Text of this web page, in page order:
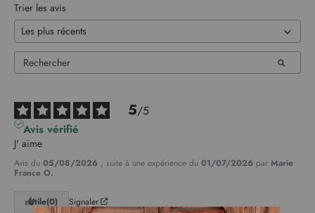
Trier les avis
5/5
Avis vérifié
J' aime
Avis du 05/08/2026 , suite à une expérience du 01/07/2026 par Marie
France O.
Utile(0) Signaler